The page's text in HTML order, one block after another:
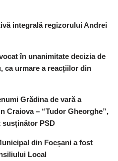
integrală regizorului Andrei
în unanimitate decizia de
ca urmare a reacțiilor din
Grădina de vară a
Craiova – “Tudor Gheorghe”,
PSD
din Focșani a fost
Local